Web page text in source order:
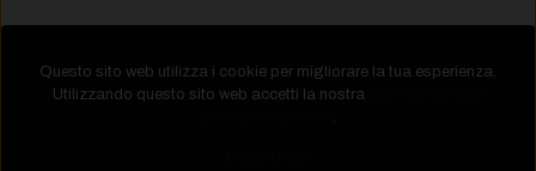
Questo sito web utilizza i cookie per migliorare la tua esperienza.
Utilizzando questo sito web accetti la nostra
.